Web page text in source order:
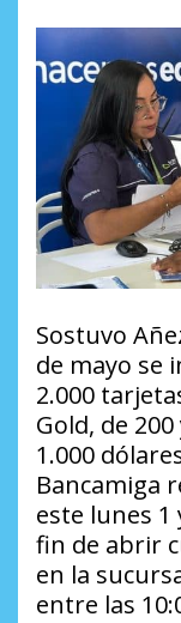
Sostuvo
de mayo se
2.000
Gold, de
1.000
Bancamiga
este lunes 1
fin de abrir
en la
entre las